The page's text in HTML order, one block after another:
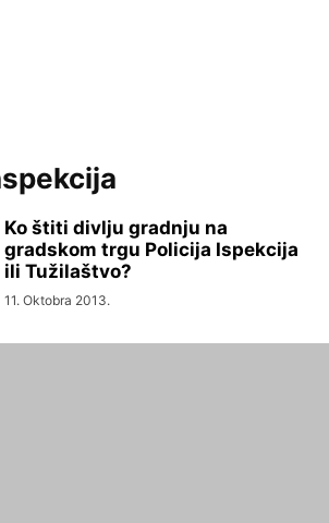
Ko štiti divlju gradnju na
gradskom trgu Policija Ispekcija
ili Tužilaštvo?
11. Oktobra 2013.